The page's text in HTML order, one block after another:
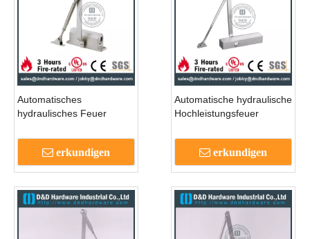
Automatisches
hydraulisches Feuer
kg in Aluminiumlegierung
für äußere Holztür -
dddc002
erkundigen
Automatische hydraulische
Hochleistungsfeuer
den Eintritt
erkundigen